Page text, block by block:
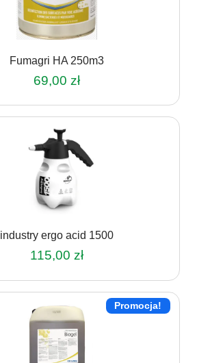
Fumagri HA 250m3
69,00 zł
industry ergo acid 1500
115,00 zł
Promocja!